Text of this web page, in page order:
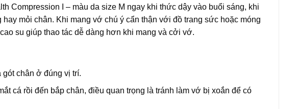
Compression I – màu da size M ngay khi thức dậy vào buổi sáng, khi
mỏi chân. Khi mang vớ chú ý cẩn thận với đồ trang sức hoặc móng
su giúp thao tác dễ dàng hơn khi mang và cởi vớ.
chân ở đúng vị trí.
cá rồi đến bắp chân, điều quan trọng là tránh làm vớ bị xoắn để có